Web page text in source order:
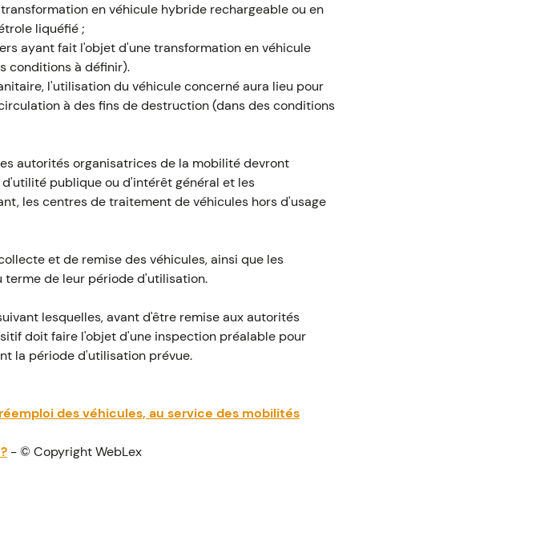
en véhicule hybride rechargeable ou en
liquéfié ;
ayant fait l'objet d'une transformation en véhicule
conditions à définir).
l'utilisation du véhicule concerné aura lieu pour
à des fins de destruction (dans des conditions
autorités organisatrices de la mobilité devront
publique ou d'intérêt général et les
les centres de traitement de véhicules hors d'usage
et de remise des véhicules, ainsi que les
de leur période d'utilisation.
lesquelles, avant d'être remise aux autorités
doit faire l'objet d'une inspection préalable pour
la période d'utilisation prévue.
des véhicules, au service des mobilités
- © Copyright WebLex